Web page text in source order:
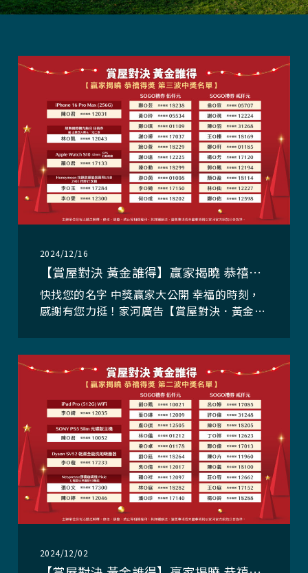
2024/12/16
【賞屋對決 黃金誰得】贏家揭曉 恭禧得獎！第三波中獎名單
快找您的名字 中獎贏家大公開 幸福的時刻，
感謝有您力挺！家河廣告【賞屋對決．黃金誰
獎機會愈高！ 活動網址：ht
2024/12/02